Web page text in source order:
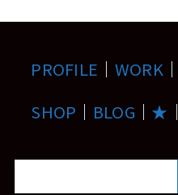
PROFILE ｜ WORK ｜
SHOP ｜ BLOG ｜ ★ ｜